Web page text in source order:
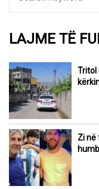
LAJME TË
Tritol
Zi në